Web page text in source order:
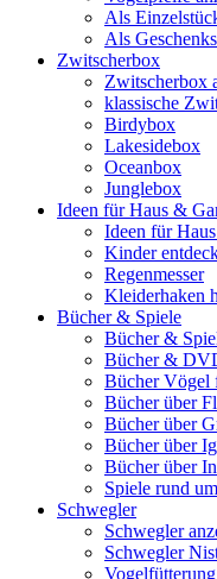
Als
Als
Zwitscherbox
Zwitscherbox
klassische
Birdybox
Lakesidebox
Oceanbox
Junglebox
Ideen für Haus &
Ideen für
Kinder
Regenmesser
Kleiderhaken
Bücher & Spiele
Bücher &
Bücher &
Bücher Vögel
Bücher über
Bücher über
Bücher über
Bücher über
Spiele rund
Schwegler
Schwegler
Schwegler
Vogelfütterung